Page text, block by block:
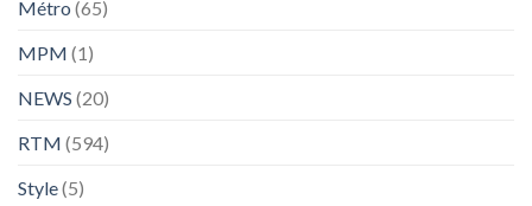
Métro (65)
MPM (1)
NEWS (20)
RTM (594)
Style(5)